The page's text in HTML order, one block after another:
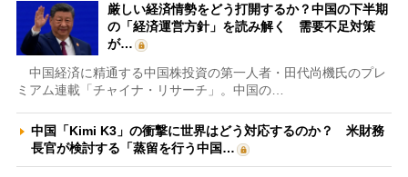
厳しい経済情勢をどう打開するか？中国の下半期
の「経済運営方針」を読み解く 需要不足対策
が…
中国経済に精通する中国株投資の第一人者・田代尚機氏のプレ
ミアム連載「チャイナ・リサーチ」。中国の…
中国「Kimi K3」の衝撃に世界はどう対応するのか？ 米財務
長官が検討する「蒸留を行う中国…